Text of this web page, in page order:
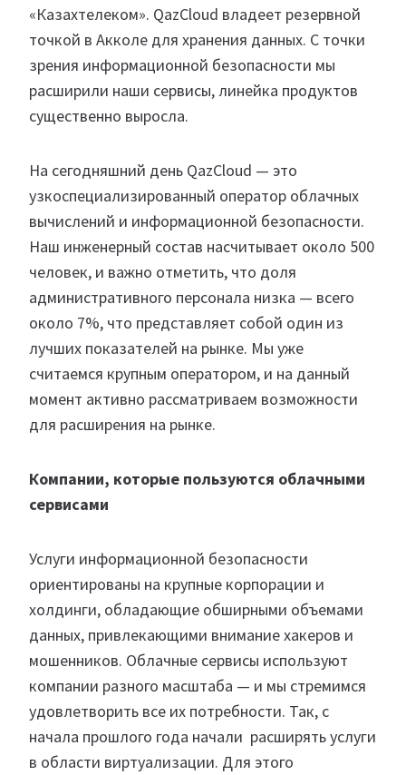
«Казахтелеком». QazCloud владеет резервной
точкой в Акколе для хранения данных. С точки
зрения информационной безопасности мы
расширили наши сервисы, линейка продуктов
существенно выросла.
На сегодняшний день QazCloud — это
узкоспециализированный оператор облачных
вычислений и информационной безопасности.
Наш инженерный состав насчитывает около 500
человек, и важно отметить, что доля
административного персонала низка — всего
около 7%, что представляет собой один из
лучших показателей на рынке. Мы уже
считаемся крупным оператором, и на данный
момент активно рассматриваем возможности
для расширения на рынке.
Компании, которые пользуются облачными
сервисами
Услуги информационной безопасности
ориентированы на крупные корпорации и
холдинги, обладающие обширными объемами
данных, привлекающими внимание хакеров и
мошенников. Облачные сервисы используют
компании разного масштаба — и мы стремимся
удовлетворить все их потребности. Так, с
начала прошлого года начали расширять услуги
в области виртуализации. Для этого